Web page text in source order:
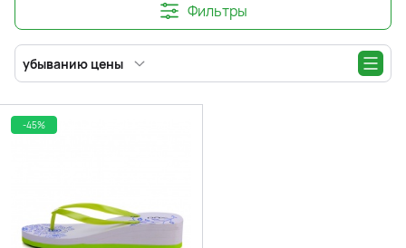
Фильтры
убыванию цены
-45%